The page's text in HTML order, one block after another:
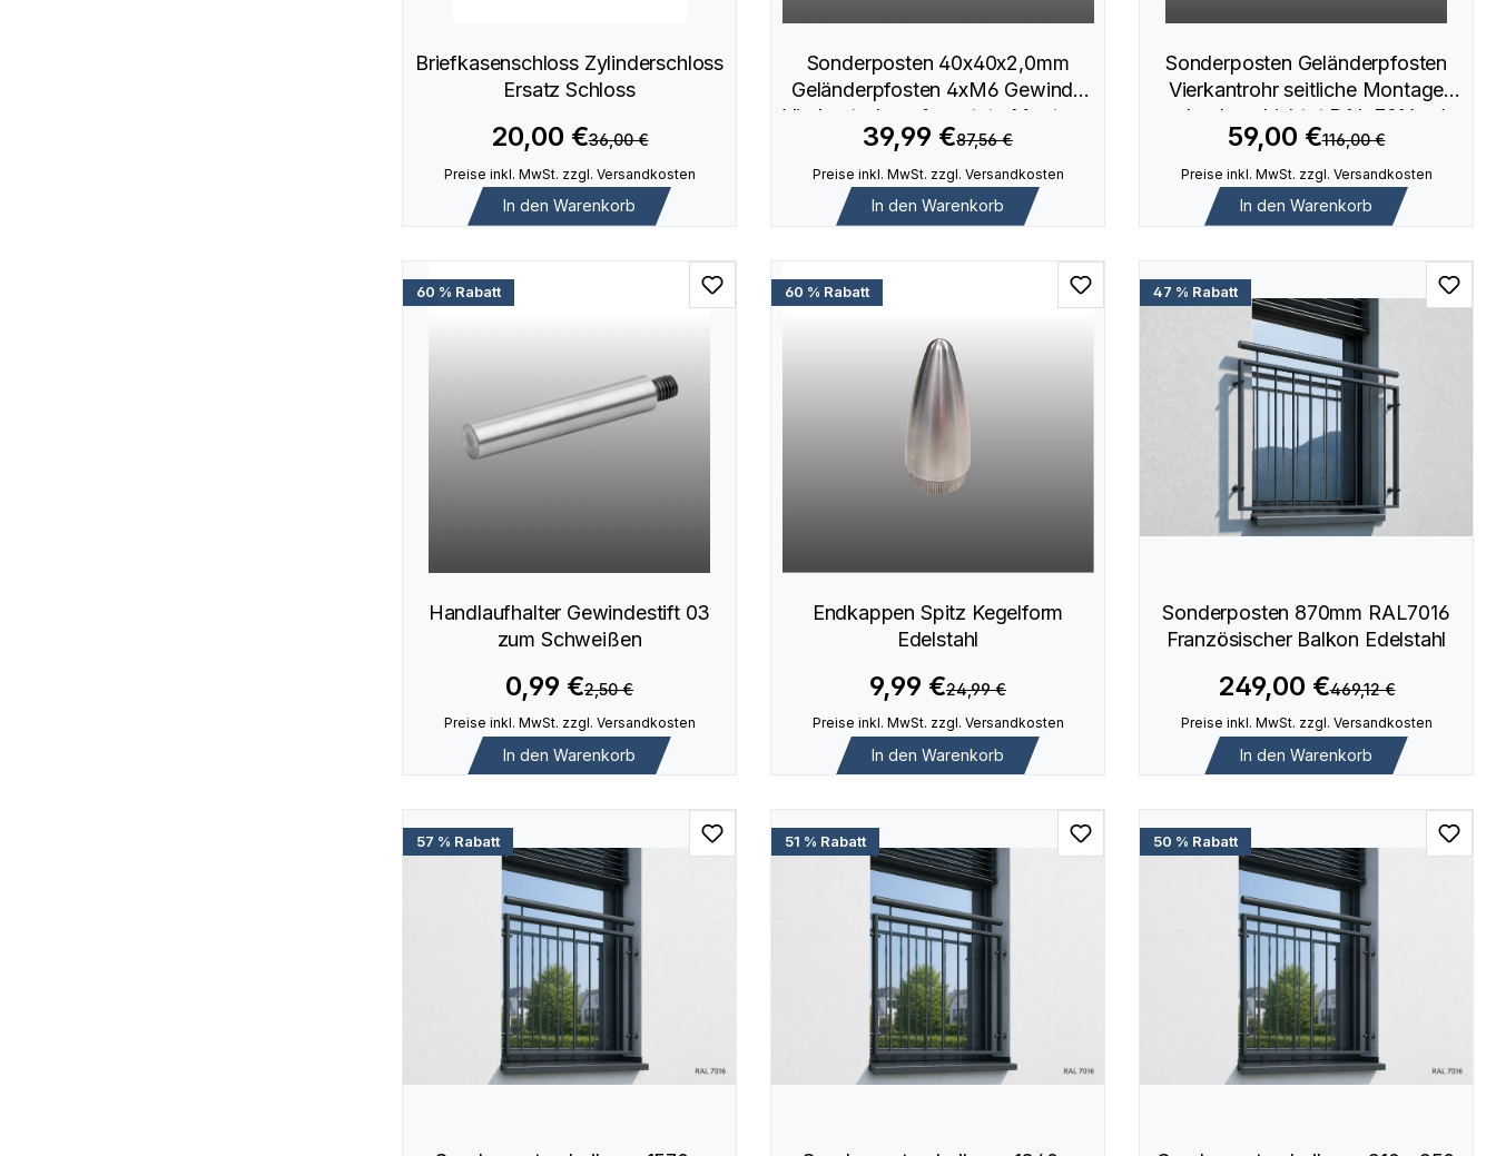
Briefkasenschloss Zylinderschloss
Ersatz Schloss
20,00 €36,00 €
Preise inkl. MwSt. zzgl. Versandkosten
In den Warenkorb
Sonderposten 40x40x2,0mm
Geländerpfosten 4xM6 Gewinde
Vierkantrohr aufgesetzte Montage
39,99 €87,56 €
Preise inkl. MwSt. zzgl. Versandkosten
In den Warenkorb
Sonderposten Geländerpfosten
Vierkantrohr seitliche Montage
pulverbeschichtet RAL 7016 - 4
Querstabhalter
59,00 €116,00 €
Preise inkl. MwSt. zzgl. Versandkosten
In den Warenkorb
60 % Rabatt
Handlaufhalter Gewindestift 03
zum Schweißen
0,99 €2,50 €
Preise inkl. MwSt. zzgl. Versandkosten
In den Warenkorb
60 % Rabatt
Endkappen Spitz Kegelform
Edelstahl
9,99 €24,99 €
Preise inkl. MwSt. zzgl. Versandkosten
In den Warenkorb
47 % Rabatt
Sonderposten 870mm RAL7016
Französischer Balkon Edelstahl
249,00 €469,12 €
Preise inkl. MwSt. zzgl. Versandkosten
In den Warenkorb
57 % Rabatt 51 % Rabatt 50 % Rabatt